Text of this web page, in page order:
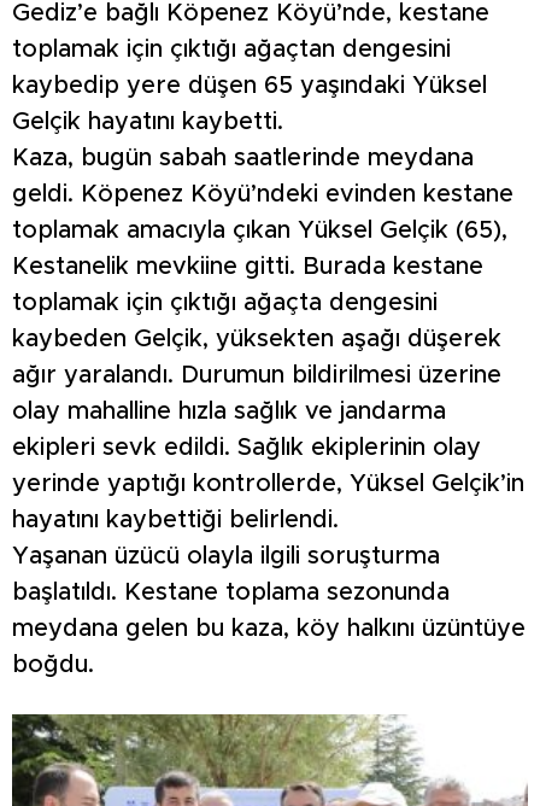
Gediz’e bağlı Köpenez Köyü’nde, kestane
toplamak için çıktığı ağaçtan dengesini
kaybedip yere düşen 65 yaşındaki Yüksel
Gelçik hayatını kaybetti.
Kaza, bugün sabah saatlerinde meydana
geldi. Köpenez Köyü’ndeki evinden kestane
toplamak amacıyla çıkan Yüksel Gelçik (65),
Kestanelik mevkiine gitti. Burada kestane
toplamak için çıktığı ağaçta dengesini
kaybeden Gelçik, yüksekten aşağı düşerek
ağır yaralandı. Durumun bildirilmesi üzerine
olay mahalline hızla sağlık ve jandarma
ekipleri sevk edildi. Sağlık ekiplerinin olay
yerinde yaptığı kontrollerde, Yüksel Gelçik’in
hayatını kaybettiği belirlendi.
Yaşanan üzücü olayla ilgili soruşturma
başlatıldı. Kestane toplama sezonunda
meydana gelen bu kaza, köy halkını üzüntüye
boğdu.